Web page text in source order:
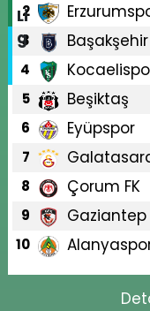
2
3 Başakşehir
4
5 Beşiktaş
6 Eyüpspor
7
8 Çorum FK
9 Gaziantep
10